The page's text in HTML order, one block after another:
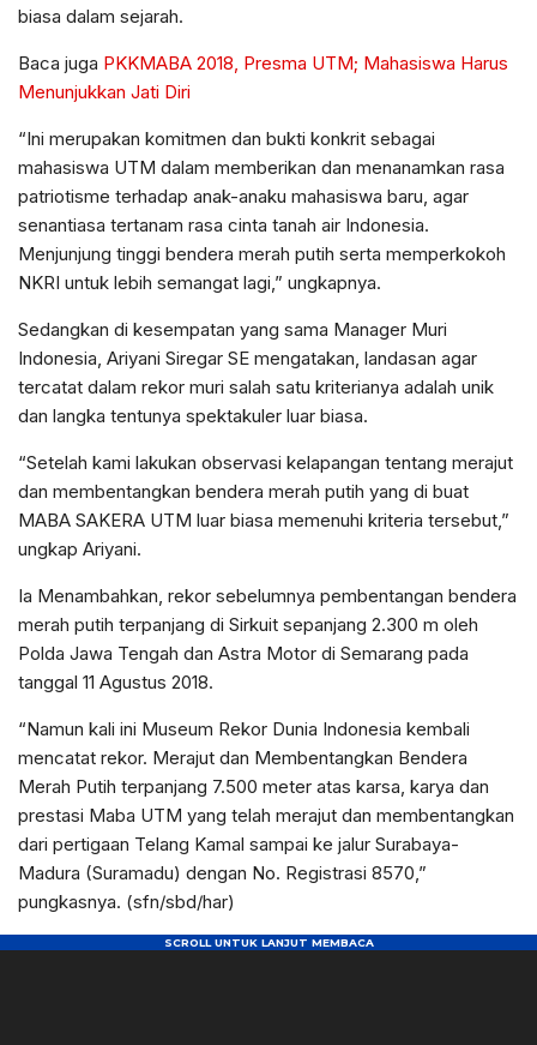
biasa dalam sejarah.
Baca juga PKKMABA 2018, Presma UTM; Mahasiswa Harus
Menunjukkan Jati Diri
“Ini merupakan komitmen dan bukti konkrit sebagai
mahasiswa UTM dalam memberikan dan menanamkan rasa
patriotisme terhadap anak-anaku mahasiswa baru, agar
senantiasa tertanam rasa cinta tanah air Indonesia.
Menjunjung tinggi bendera merah putih serta memperkokoh
NKRI untuk lebih semangat lagi,” ungkapnya.
Sedangkan di kesempatan yang sama Manager Muri
Indonesia, Ariyani Siregar SE mengatakan, landasan agar
tercatat dalam rekor muri salah satu kriterianya adalah unik
dan langka tentunya spektakuler luar biasa.
“Setelah kami lakukan observasi kelapangan tentang merajut
dan membentangkan bendera merah putih yang di buat
MABA SAKERA UTM luar biasa memenuhi kriteria tersebut,”
ungkap Ariyani.
Ia Menambahkan, rekor sebelumnya pembentangan bendera
merah putih terpanjang di Sirkuit sepanjang 2.300 m oleh
Polda Jawa Tengah dan Astra Motor di Semarang pada
tanggal 11 Agustus 2018.
“Namun kali ini Museum Rekor Dunia Indonesia kembali
mencatat rekor. Merajut dan Membentangkan Bendera
Merah Putih terpanjang 7.500 meter atas karsa, karya dan
prestasi Maba UTM yang telah merajut dan membentangkan
dari pertigaan Telang Kamal sampai ke jalur Surabaya-
Madura (Suramadu) dengan No. Registrasi 8570,”
pungkasnya. (sfn/sbd/har)